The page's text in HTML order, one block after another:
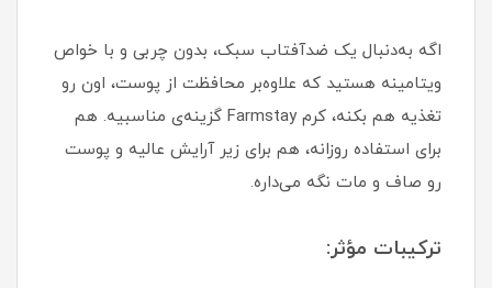
اگه به‌دنبال یک ضدآفتاب سبک، بدون چربی و با خواص
ویتامینه هستید که علاوه‌بر محافظت از پوست، اون رو
تغذیه هم بکنه، کرم Farmstay گزینه‌ی مناسبیه. هم
برای استفاده روزانه، هم برای زیر آرایش عالیه و پوست
رو صاف و مات نگه می‌داره.
ترکیبات مؤثر: